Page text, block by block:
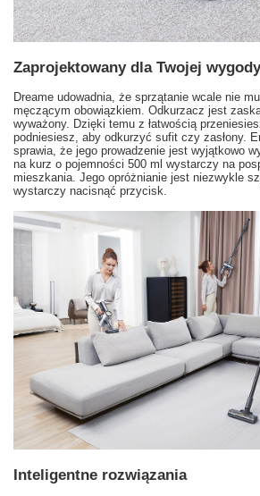
Zaprojektowany dla Twojej wygody
Dreame udowadnia, że sprzątanie wcale nie
męczącym obowiązkiem. Odkurzacz jest
wyważony. Dzięki temu z łatwością
podniesiesz, aby odkurzyć sufit czy zasłony.
sprawia, że jego prowadzenie jest wyjątkowo
na kurz o pojemności 500 ml wystarczy na
mieszkania. Jego opróżnianie jest niezwykle
wystarczy nacisnąć przycisk.
Inteligentne rozwiązania